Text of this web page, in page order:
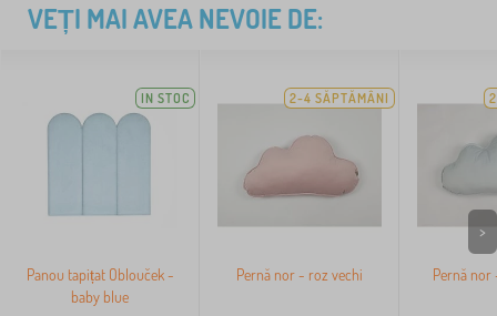
VEȚI MAI AVEA NEVOIE DE:
IN STOC
Panou tapițat Oblouček -
baby blue
2-4 SĂPTĂMÂNI
Pernă nor - roz vechi Pernă nor
>